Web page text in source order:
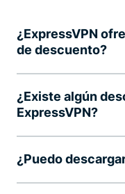
¿ExpressVPN
de descuento?
¿Existe algún
ExpressVPN?
¿Puedo